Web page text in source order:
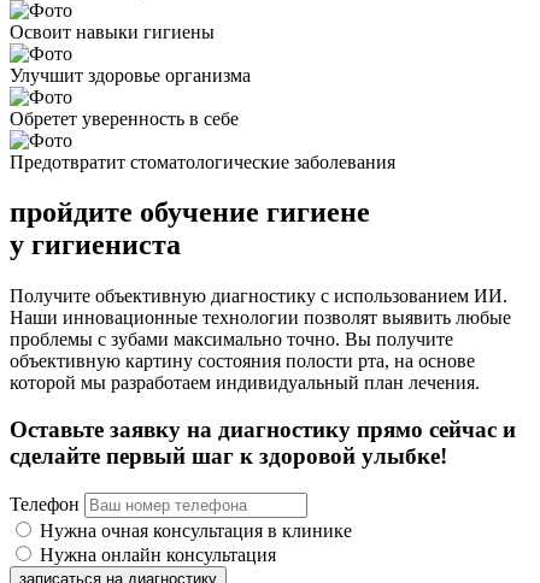
Освоит навыки гигиены
Улучшит здоровье организма
Обретет уверенность в себе
Предотвратит стоматологические заболевания
пройдите обучение гигиене
у гигиениста
Получите объективную диагностику с использованием ИИ.
Наши инновационные технологии позволят выявить любые
проблемы с зубами максимально точно. Вы получите
объективную картину состояния полости рта, на основе
которой мы разработаем индивидуальный план лечения.
Оставьте заявку на диагностику прямо сейчас и
сделайте первый шаг к здоровой улыбке!
Телефон
Нужна очная консультация в клинике
Нужна онлайн консультация
записаться на диагностику